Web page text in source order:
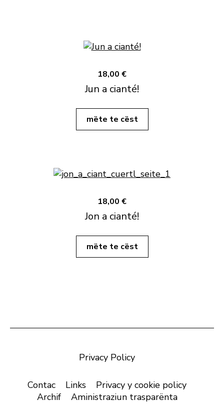
18,00 €
Jun a cianté!
mëte te cëst
18,00 €
Jon a cianté!
mëte te cëst
Privacy Policy
Contac Links
Privacy y cookie policy
Archif
Aministraziun trasparënta